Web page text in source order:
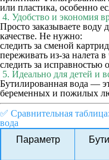
или пластика, особенно
4. Удобство и экономия
Просто заказываете
качестве. Не нужно:
следить за сменой
переживать из-за налета
следить за исправностью
5. Идеально для детей и
Бутилированная вода —
беременных и пожилых
✅ Сравнительная
вода
Параметр